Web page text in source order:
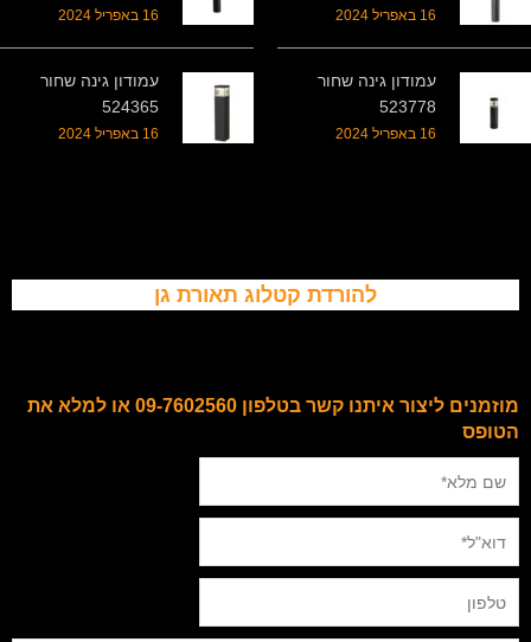
16 באפריל 2024 16 באפריל 2024
עמודון גינה שחור
523778
16 באפריל 2024
עמודון גינה שחור
524365
16 באפריל 2024
להורדת קטלוג תאורת גן
מוזמנים ליצור איתנו קשר בטלפון 09-7602560 או למלא את
הטופס